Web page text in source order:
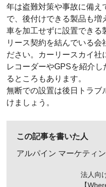
年は盗難対策や事故に備え
で、後付けできる製品も増
車を加工せずに設置できる
リース契約を結んでいる会
ださい。カーリースカイ社
レコーダーやGPSを紹介
るところもあります。
無断での設置は後日トラブ
けましょう。
この記事を書いた人
アルパイン マーケティ
法人向
【